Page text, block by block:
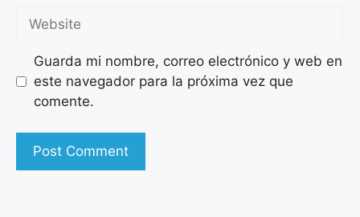
Guarda mi nombre, correo electrónico y web en
este navegador para la próxima vez que
comente.